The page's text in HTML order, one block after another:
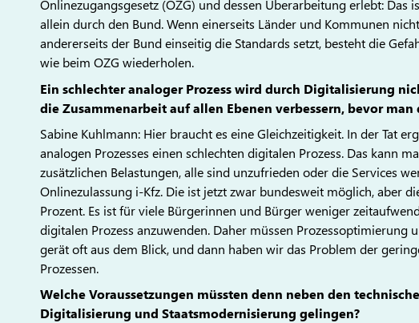
Onlinezugangsgesetz (OZG) und dessen Überarbeitung erlebt: Das
allein durch den Bund. Wenn einerseits Länder und Kommunen
andererseits der Bund einseitig die Standards setzt, besteht die
wie beim OZG wiederholen.
Ein schlechter analoger Prozess wird durch Digitalisierung
die Zusammenarbeit auf allen Ebenen verbessern, bevor
Sabine Kuhlmann: Hier braucht es eine Gleichzeitigkeit. In der Tat
analogen Prozesses einen schlechten digitalen Prozess. Das kann
zusätzlichen Belastungen, alle sind unzufrieden oder die Services
Onlinezulassung i-Kfz. Die ist jetzt zwar bundesweit möglich, aber
Prozent. Es ist für viele Bürgerinnen und Bürger weniger
digitalen Prozess anzuwenden. Daher müssen Prozessoptimierung
gerät oft aus dem Blick, und dann haben wir das Problem der
Prozessen.
Welche Voraussetzungen müssten denn neben den
Digitalisierung und Staatsmodernisierung gelingen?